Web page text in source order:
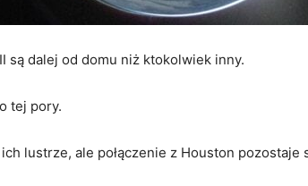
są dalej od domu niż ktokolwiek inny.
tej pory.
lustrze, ale połączenie z Houston pozostaje